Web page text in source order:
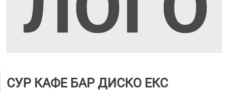
СУР КАФЕ БАР ДИСКО ЕКС